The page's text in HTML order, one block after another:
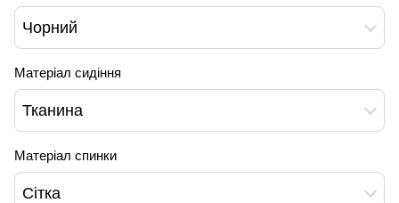
Чорний
Матеріал сидіння
Тканина
Матеріал спинки
Сітка